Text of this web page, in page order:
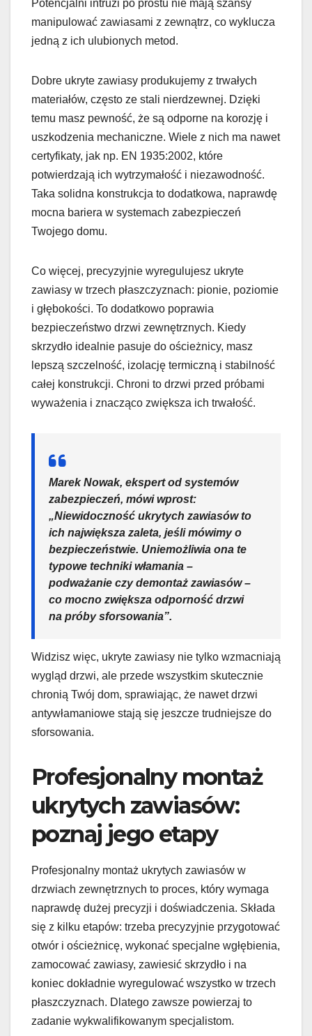
Potencjalni intruzi po prostu nie mają szansy
manipulować zawiasami z zewnątrz, co wyklucza
jedną z ich ulubionych metod.
Dobre ukryte zawiasy produkujemy z trwałych
materiałów, często ze stali nierdzewnej. Dzięki
temu masz pewność, że są odporne na korozję i
uszkodzenia mechaniczne. Wiele z nich ma nawet
certyfikaty, jak np. EN 1935:2002, które
potwierdzają ich wytrzymałość i niezawodność.
Taka solidna konstrukcja to dodatkowa, naprawdę
mocna bariera w systemach zabezpieczeń
Twojego domu.
Co więcej, precyzyjnie wyregulujesz ukryte
zawiasy w trzech płaszczyznach: pionie, poziomie
i głębokości. To dodatkowo poprawia
bezpieczeństwo drzwi zewnętrznych. Kiedy
skrzydło idealnie pasuje do ościeżnicy, masz
lepszą szczelność, izolację termiczną i stabilność
całej konstrukcji. Chroni to drzwi przed próbami
wyważenia i znacząco zwiększa ich trwałość.
Marek Nowak, ekspert od systemów
zabezpieczeń, mówi wprost:
„Niewidoczność ukrytych zawiasów to
ich największa zaleta, jeśli mówimy o
bezpieczeństwie. Uniemożliwia ona te
typowe techniki włamania –
podważanie czy demontaż zawiasów –
co mocno zwiększa odporność drzwi
na próby sforsowania”.
Widzisz więc, ukryte zawiasy nie tylko wzmacniają
wygląd drzwi, ale przede wszystkim skutecznie
chronią Twój dom, sprawiając, że nawet drzwi
antywłamaniowe stają się jeszcze trudniejsze do
sforsowania.
Profesjonalny montaż
ukrytych zawiasów:
poznaj jego etapy
Profesjonalny montaż ukrytych zawiasów w
drzwiach zewnętrznych to proces, który wymaga
naprawdę dużej precyzji i doświadczenia. Składa
się z kilku etapów: trzeba precyzyjnie przygotować
otwór i ościeżnicę, wykonać specjalne wgłębienia,
zamocować zawiasy, zawiesić skrzydło i na
koniec dokładnie wyregulować wszystko w trzech
płaszczyznach. Dlatego zawsze powierzaj to
zadanie wykwalifikowanym specjalistom.